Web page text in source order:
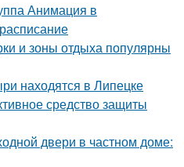
Анимация в
и зоны отдыха популярны
находятся в Липецке
средство защиты
двери в частном доме: